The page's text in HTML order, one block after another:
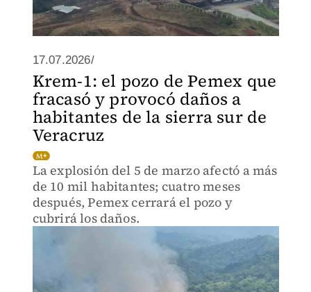
17.07.2026/
Krem-1: el pozo de Pemex que
fracasó y provocó daños a
habitantes de la sierra sur de
Veracruz
La explosión del 5 de marzo afectó a más
de 10 mil habitantes; cuatro meses
después, Pemex cerrará el pozo y
cubrirá los daños.